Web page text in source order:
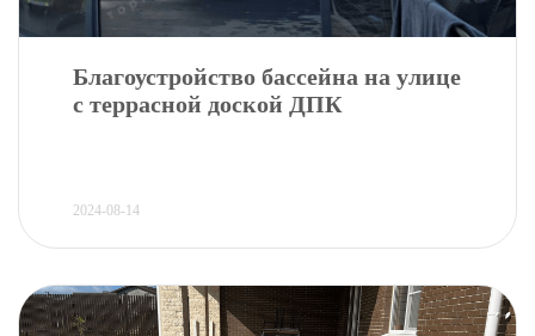
Благоустройство бассейна на улице
с террасной доской ДПК
2024-08-14